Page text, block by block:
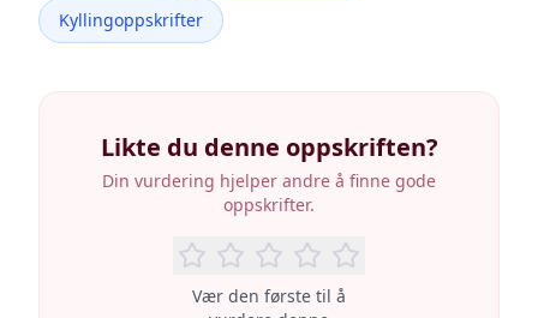
Kyllingoppskrifter
Likte du denne oppskriften?
Din vurdering hjelper andre å finne gode
oppskrifter.
Vær den første til å